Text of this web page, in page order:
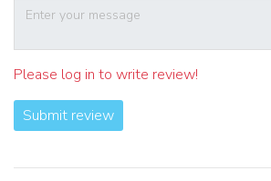
Please log in to write review!
Submit review